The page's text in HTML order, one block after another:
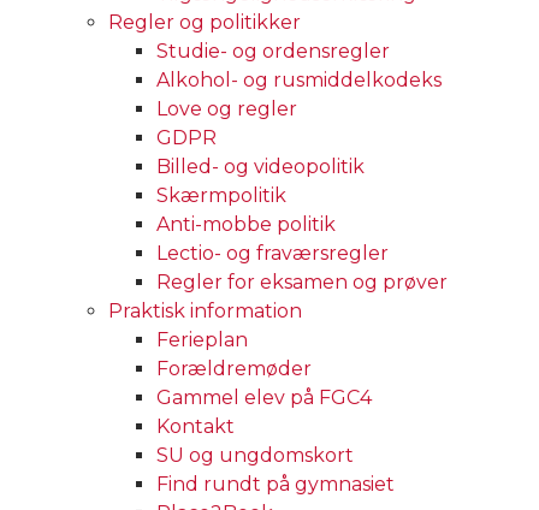
Regler og politikker
Studie- og ordensregler
Alkohol- og rusmiddelkodeks
Love og regler
GDPR
Billed- og videopolitik
Skærmpolitik
Anti-mobbe politik
Lectio- og fraværsregler
Regler for eksamen og prøver
Praktisk information
Ferieplan
Forældremøder
Gammel elev på FGC4
Kontakt
SU og ungdomskort
Find rundt på gymnasiet